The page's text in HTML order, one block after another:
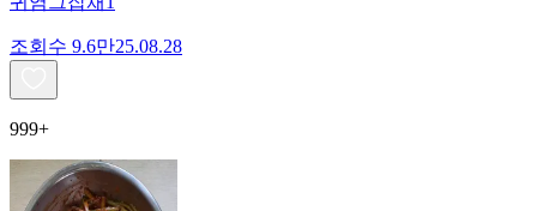
조회수 9.6만25.08.28
999+